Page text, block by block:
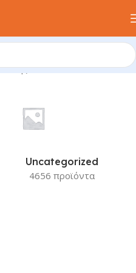
/Gvoo
Uncategorized
4656 προϊόντα